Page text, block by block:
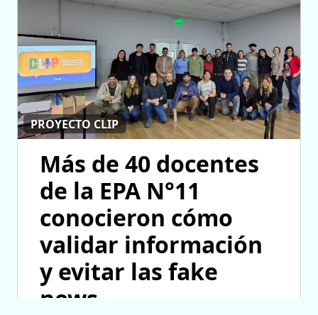
PROYECTO CLIP
Más de 40 docentes
de la EPA N°11
conocieron cómo
validar información
y evitar las fake
news